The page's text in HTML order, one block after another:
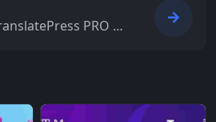
PRO v